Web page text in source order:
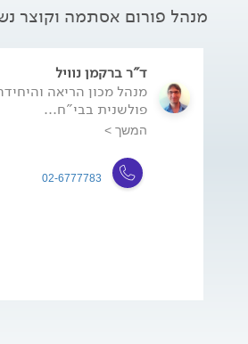
מנהל פורום אסתמה וקוצר
ד"ר ברקמן נוויל
מנהל מכון הריאה
פולשנית בבי"ח...
המשך >
02-6777783